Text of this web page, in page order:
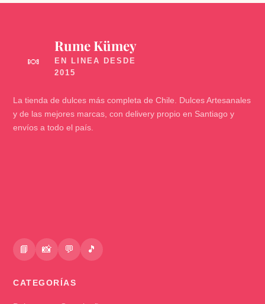
🍬
Rume Kümey
La tienda de dulces más completa de Chile. Dulces Artesanales
y de las mejores marcas, con delivery propio en Santiago y
envíos a todo el país.
📘 📸 💬 🎵
CATEGORÍAS